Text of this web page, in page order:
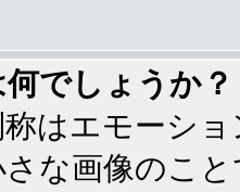
でしょうか？
はエモーシ
な画像のこ